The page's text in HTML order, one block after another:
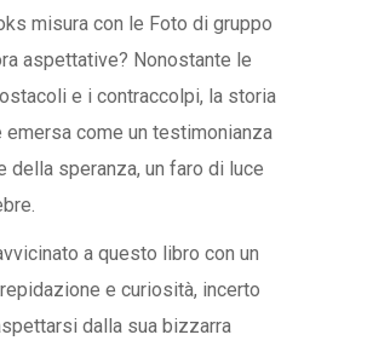
misura con le Foto di gruppo
aspettative? Nonostante le
e i contraccolpi, la storia
emersa come un testimonianza
della speranza, un faro di luce
a questo libro con un
e curiosità, incerto
dalla sua bizzarra